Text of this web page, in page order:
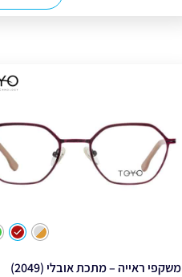
משקפי ראייה – מתכת אובלי (2049)
צבע